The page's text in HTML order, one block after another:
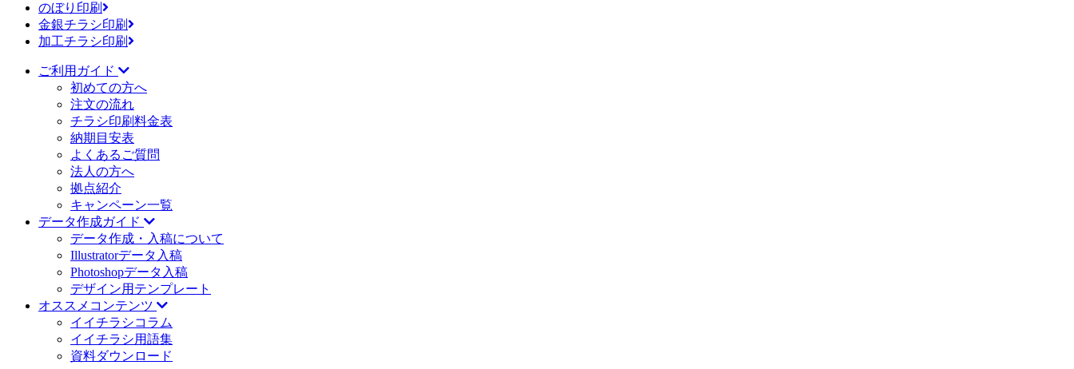
のぼり印刷
金銀チラシ印刷
加工チラシ印刷
ご利用ガイド
初めての方へ
注文の流れ
チラシ印刷料金表
納期目安表
よくあるご質問
法人の方へ
拠点紹介
キャンペーン一覧
データ作成ガイド
データ作成・入稿について
Illustratorデータ入稿
Photoshopデータ入稿
デザイン用テンプレート
オススメコンテンツ
イイチラシコラム
イイチラシ用語集
資料ダウンロード